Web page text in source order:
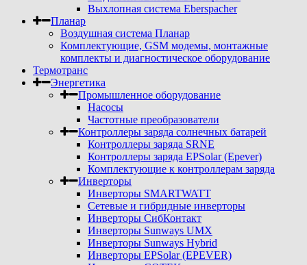
Выхлопная система Eberspacher
Планар
Воздушная система Планар
Комплектующие, GSM модемы, монтажные
комплекты и диагностическое оборудование
Термотранс
Энергетика
Промышленное оборудование
Насосы
Частотные преобразователи
Контроллеры заряда солнечных батарей
Контроллеры заряда SRNE
Контроллеры заряда EPSolar (Epever)
Комплектующие к контроллерам заряда
Инверторы
Инверторы SMARTWATT
Сетевые и гибридные инверторы
Инверторы СибКонтакт
Инверторы Sunways UMX
Инверторы Sunways Hybrid
Инверторы EPSolar (EPEVER)